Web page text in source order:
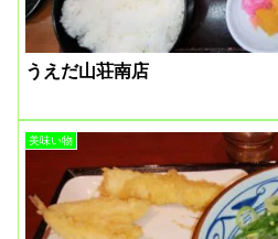
うえだ山荘南店
美味い物